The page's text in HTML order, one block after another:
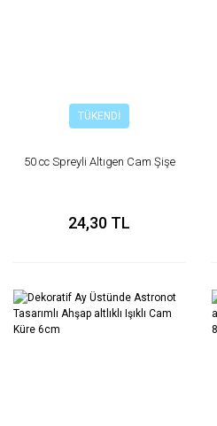
TÜKENDİ
50 cc Spreyli Altıgen Cam Şişe
24,30 TL